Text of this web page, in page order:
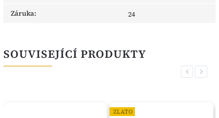
Záruka: 24
SOUVISEJÍCÍ PRODUKTY
Previous
ZLATO
Next